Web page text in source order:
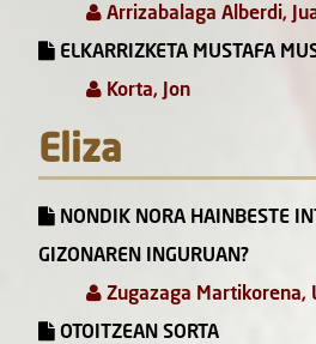
Arrizabalaga Alberdi,
ELKARRIZKETA MUSTAFA
Korta, Jon
Eliza
NONDIK NORA HAINBESTE
GIZONAREN INGURUAN?
Zugazaga Martikorena,
OTOITZEAN SORTA